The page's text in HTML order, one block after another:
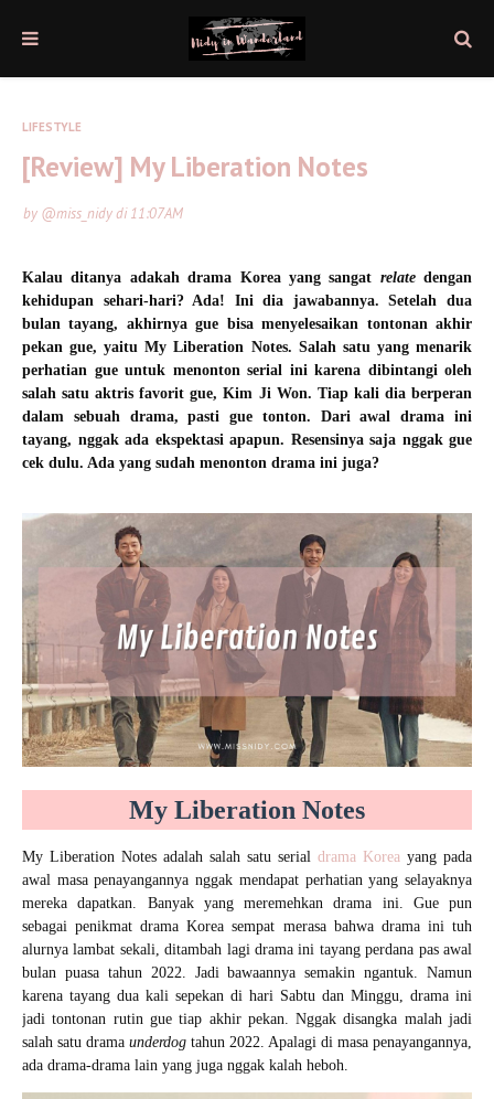
LIFESTYLE
[Review] My Liberation Notes
by @miss_nidydi11:07 AM
Kalau ditanya adakah drama Korea yang sangat relatedengan
kehidupan sehari-hari? Ada! Ini dia jawabannya. Setelah dua
bulan tayang, akhirnya gue bisa menyelesaikan tontonan akhir
pekan gue, yaitu My Liberation Notes. Salah satu yang menarik
perhatian gue untuk menonton serial ini karena dibintangi oleh
salah satu aktris favorit gue, Kim Ji Won. Tiap kali dia berperan
dalam sebuah drama, pasti gue tonton. Dari awal drama ini
tayang, nggak ada ekspektasi apapun. Resensinya saja nggak gue
cek dulu. Ada yang sudah menonton drama ini juga?
My Liberation Notes
My Liberation Notes adalah salah satu serial drama Korea yang pada
awal masa penayangannya nggak mendapat perhatian yang selayaknya
mereka dapatkan. Banyak yang meremehkan drama ini. Gue pun
sebagai penikmat drama Korea sempat merasa bahwa drama ini tuh
alurnya lambat sekali, ditambah lagi drama ini tayang perdana pas awal
bulan puasa tahun 2022. Jadi bawaannya semakin ngantuk. Namun
karena tayang dua kali sepekan di hari Sabtu dan Minggu, drama ini
jadi tontonan rutin gue tiap akhir pekan. Nggak disangka malah jadi
salah satu drama underdog tahun 2022. Apalagi di masa penayangannya,
ada drama-drama lain yang juga nggak kalah heboh.